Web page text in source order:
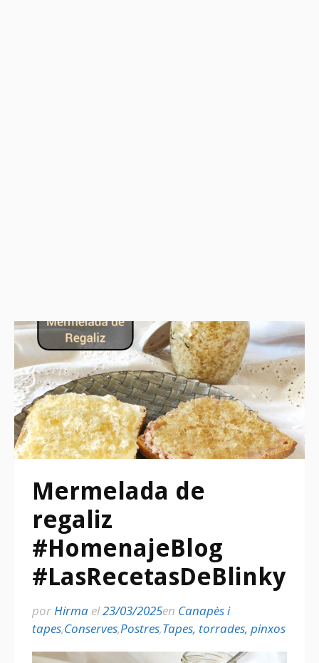
Mermelada de
regaliz
#HomenajeBlog
#LasRecetasDeBlinky
porHirma el23/03/2025en Canapès i
tapes,Conserves,Postres,Tapes, torrades, pinxos